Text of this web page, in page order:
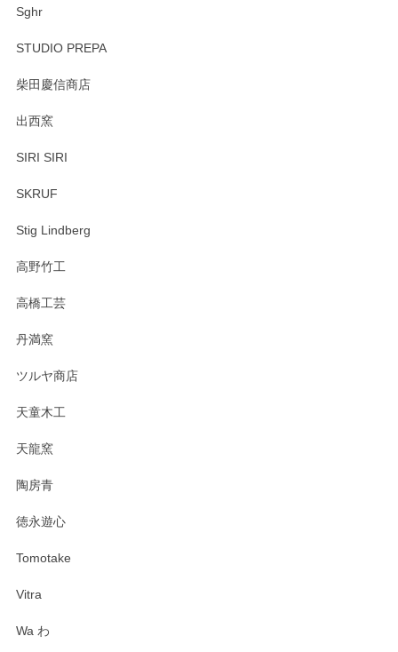
Sghr
STUDIO PREPA
柴田慶信商店
出西窯
SIRI SIRI
SKRUF
Stig Lindberg
高野竹工
高橋工芸
丹満窯
ツルヤ商店
天童木工
天龍窯
陶房青
徳永遊心
Tomotake
Vitra
Wa わ